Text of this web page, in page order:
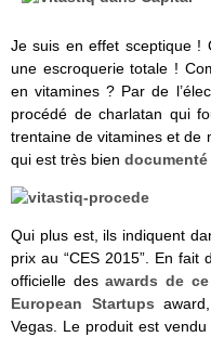
Je suis en effet sceptique !
une escroquerie totale !
en vitamines ? Par de
procédé de charlatan qui
trentaine de vitamines et de
qui est très bien documenté
Qui plus est, ils indiquent
prix au “CES 2015”. En
officielle desawards de ce
European Startups
Vegas. Le produit est vendu